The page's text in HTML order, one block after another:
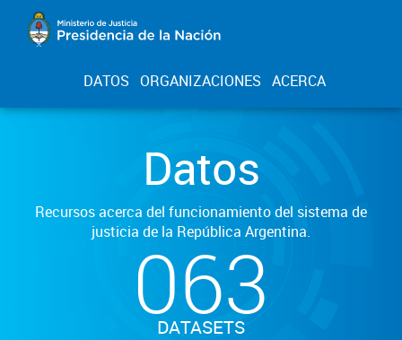
DATOS ORGANIZACIONES ACERCA
Datos
Recursos acerca del funcionamiento del sistema de
justicia de la República Argentina.
063
DATASETS